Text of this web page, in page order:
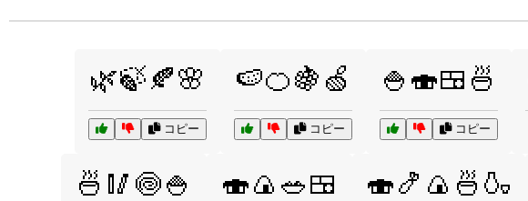
🌿🍃🍂🌸
コピー
🍉🍊🍇🍏
コピー
🍚🍣🍱🍜
コピー
🍜🥢🍥🍚 🍣🍙🥗🍱 🍣🍤🍙🍜🍶